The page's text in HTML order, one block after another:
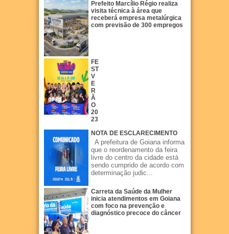
Prefeito Marcílio Régio realiza
visita técnica à área que
receberá empresa metalúrgica
com previsão de 300 empregos
FE
ST
V
E
R
Ã
O
20
23
NOTA DE ESCLARECIMENTO
A prefeitura de Goiana informa
que o reordenamento da feira
livre do centro da cidade está
sendo cumprido de acordo com
determinação judic...
Carreta da Saúde da Mulher
inicia atendimentos em Goiana
com foco na prevenção e
diagnóstico precoce do câncer